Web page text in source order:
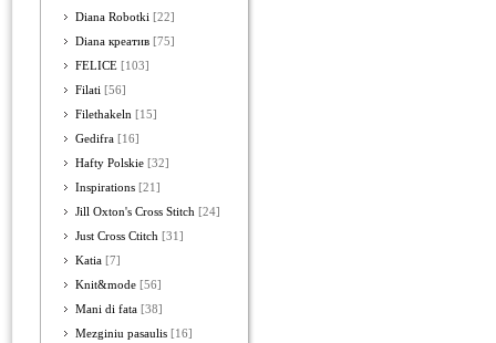
Diana Robotki [22]
Diana креатив [75]
FELICE [103]
Filati [56]
Filethakeln [15]
Gedifra [16]
Hafty Polskie [32]
Inspirations [21]
Jill Oxton's Cross Stitch [24]
Just Cross Ctitch [31]
Katia [7]
Knit&mode [56]
Mani di fata [38]
Mezginiu pasaulis [16]